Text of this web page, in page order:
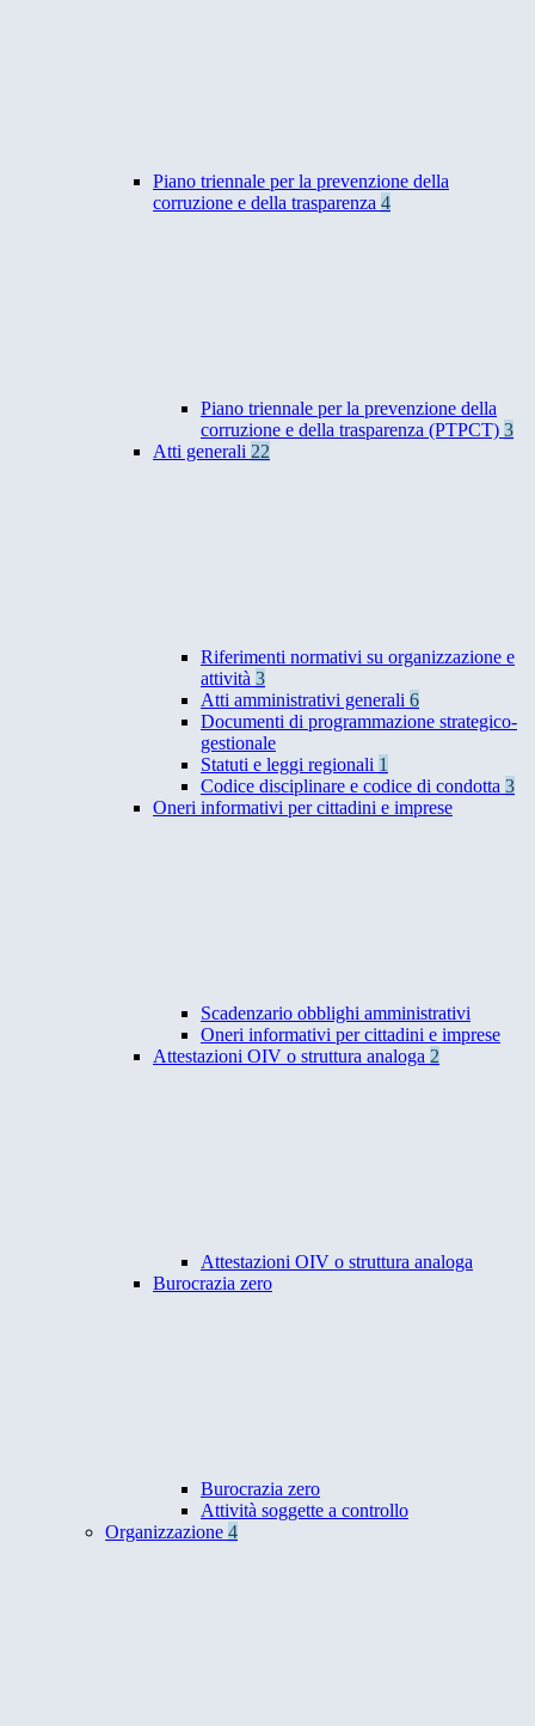
Piano triennale per la prevenzione della
corruzione e della trasparenza 4
Piano triennale per la prevenzione della
corruzione e della trasparenza (PTPCT) 3
Atti generali 22
Riferimenti normativi su organizzazione e
attività 3
Atti amministrativi generali 6
Documenti di programmazione strategico-
gestionale
Statuti e leggi regionali 1
Codice disciplinare e codice di condotta 3
Oneri informativi per cittadini e imprese
Scadenzario obblighi amministrativi
Oneri informativi per cittadini e imprese
Attestazioni OIV o struttura analoga 2
Attestazioni OIV o struttura analoga
Burocrazia zero
Burocrazia zero
Attività soggette a controllo
Organizzazione 4